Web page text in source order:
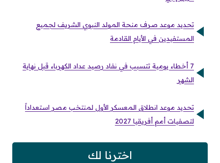
تحديد موعد صرف منحة المولد النبوي الشريف لجميع
المستفيدين في الأيام القادمة
7 أخطاء يومية تتسبب في نفاد رصيد عداد الكهرباء قبل نهاية
الشهر
تحديد موعد انطلاق المعسكر الأول لمنتخب مصر استعداداً
لتصفيات أمم أفريقيا 2027
اخترنا لك